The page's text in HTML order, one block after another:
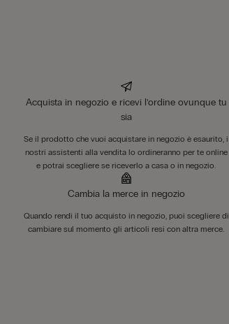
Acquista in negozio e ricevi l’ordine ovunque tu
sia
Se il prodotto che vuoi acquistare in negozio è esaurito, i
nostri assistenti alla vendita lo ordineranno per te online
e potrai scegliere se riceverlo a casa o in negozio.
Cambia la merce in negozio
Quando rendi il tuo acquisto in negozio, puoi scegliere di
cambiare sul momento gli articoli resi con altra merce.